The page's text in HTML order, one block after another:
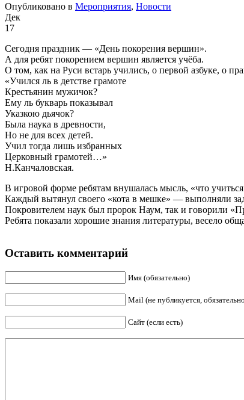
Опубликовано в Мероприятия, Новости
Дек
17
Сегодня праздник — «День покорения вершин».
А для ребят покорением вершин является учёба.
О том, как на Руси встарь учились, о первой азбуке, о
«Учился ль в детстве грамоте
Крестьянин мужичок?
Ему ль букварь показывал
Указкою дьячок?
Была наука в древности,
Но не для всех детей.
Учил тогда лишь избранных
Церковный грамотей…»
Н.Канчаловская.
В игровой форме ребятам внушалась мысль, «что
Каждый вытянул своего «кота в мешке» — выполняли
Покровителем наук был пророк Наум, так и говорили
Ребята показали хорошие знания литературы, весело
Оставить комментарий
Имя (обязательно)
Mail (не публикуется,
Сайт (если есть)